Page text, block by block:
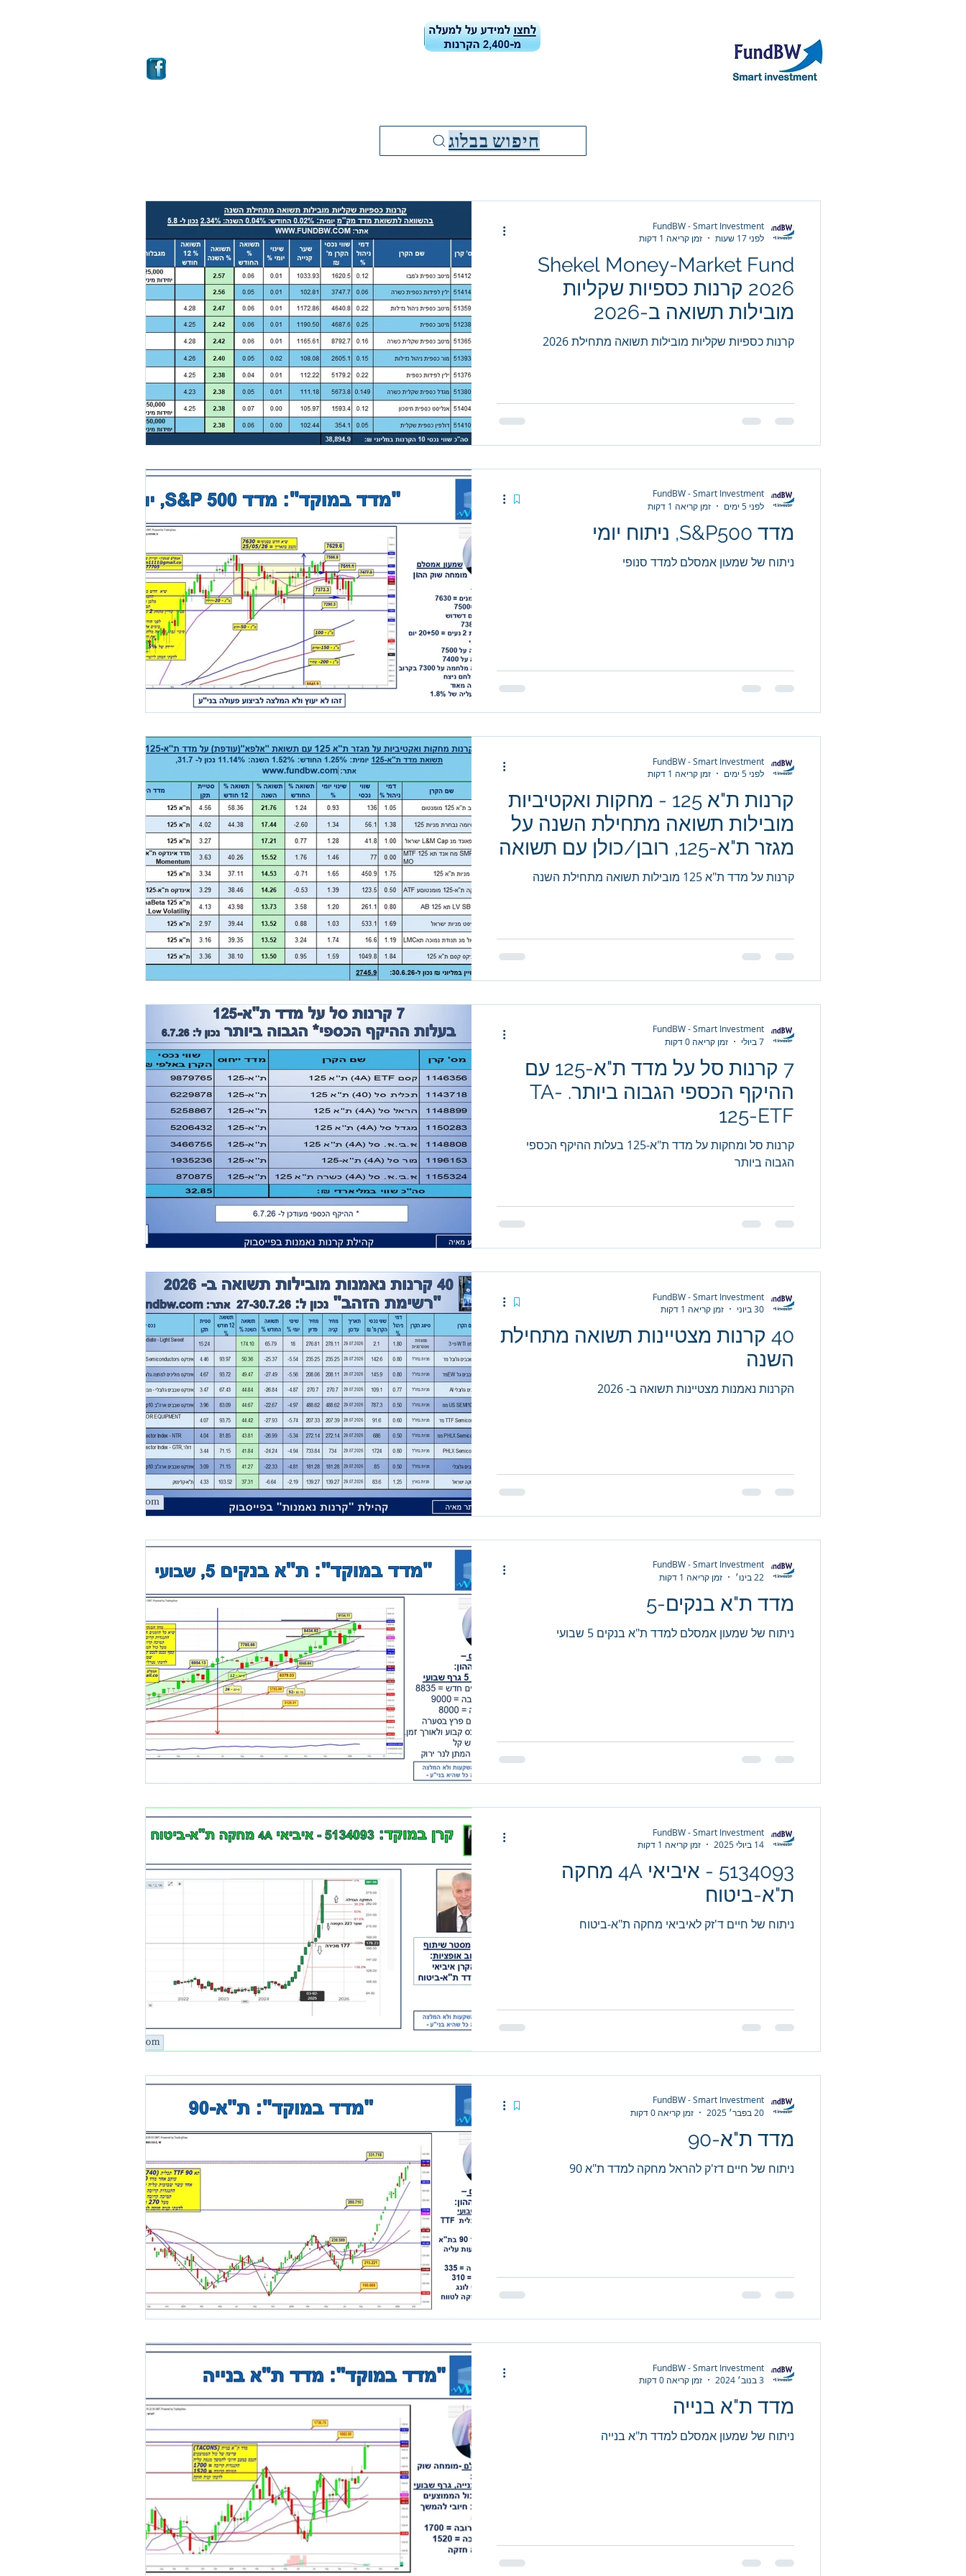
חיפוש בבלוג
Shekel Money-Market Fund
2026 קרנות כספיות שקליות
מובילות תשואה ב-2026
קרנות כספיות שקליות מובילות תשואה מתחילת 2026
FundBW - Smart Investment
לפני 17 שעות
זמן קריאה 1 דקות
מדד S&P500, ניתוח יומי
ניתוח של שמעון אמסלם למדד סנופי
FundBW - Smart Investment
לפני 5 ימים
זמן קריאה 1 דקות
קרנות ת"א 125 - מחקות ואקטיביות
מובילות תשואה מתחילת השנה על
מגזר ת"א-125, רובן/כולן עם תשואה
עודפת על מדד ת"א 125
קרנות על מדד ת"א 125 מובילות תשואה מתחילת השנה
FundBW - Smart Investment
לפני 5 ימים
זמן קריאה 1 דקות
7 קרנות סל על מדד ת"א-125 עם
ההיקף הכספי הגבוה ביותר. TA-
125-ETF
קרנות סל ומחקות על מדד ת"א-125 בעלות ההיקף הכספי
הגבוה ביותר
FundBW - Smart Investment
7 ביולי
זמן קריאה 0 דקות
40 קרנות מצטיינות תשואה מתחילת
השנה
הקרנות נאמנות מצטיינות תשואה ב- 2026
FundBW - Smart Investment
30 ביוני
זמן קריאה 1 דקות
מדד ת"א בנקים-5
ניתוח של שמעון אמסלם למדד ת"א בנקים 5 שבועי
FundBW - Smart Investment
22 בינו׳
זמן קריאה 1 דקות
5134093 - איביאי 4A מחקה
ת"א-ביטוח
ניתוח של חיים ד'זק לאיביאי מחקה ת"א-ביטוח
FundBW - Smart Investment
14 ביולי 2025
זמן קריאה 1 דקות
מדד ת"א-90
ניתוח של חיים דז'ק להראל מחקה למדד ת"א 90
FundBW - Smart Investment
20 בפבר׳ 2025
זמן קריאה 0 דקות
מדד ת"א בנייה
ניתוח של שמעון אמסלם למדד ת"א בנייה
FundBW - Smart Investment
3 בנוב׳ 2024
זמן קריאה 0 דקות